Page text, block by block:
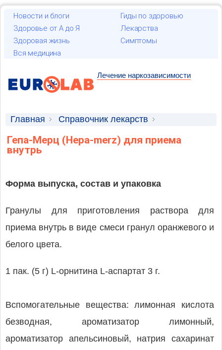
Новости и блоги
Гиды по здоровью
Здоровье от А до Я
Лекарства
Здоровая жизнь
Симптомы
Вся медицина
Лечение наркозависимости
Главная
Справочник лекарств
Лекарственные средства
Гепа-Мерц (Hepa-merz) для приема
внутрь
Форма выпуска, состав и упаковка
Гранулы для приготовления раствора для
приема внутрь в виде смеси гранул оранжевого и
белого цвета.
1 пак. (5 г) L-орнитина L-аспартат 3 г.
Вспомогательные вещества: лимонная кислота
безводная, ароматизатор лимонный,
ароматизатор апельсиновый, натрия сахаринат